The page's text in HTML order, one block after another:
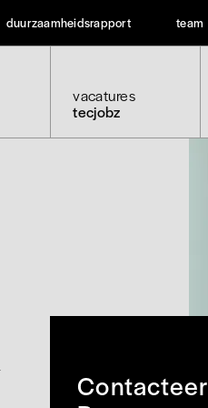
duurzaamheidsrapport team
vacatures
tecjobz
Contacteer